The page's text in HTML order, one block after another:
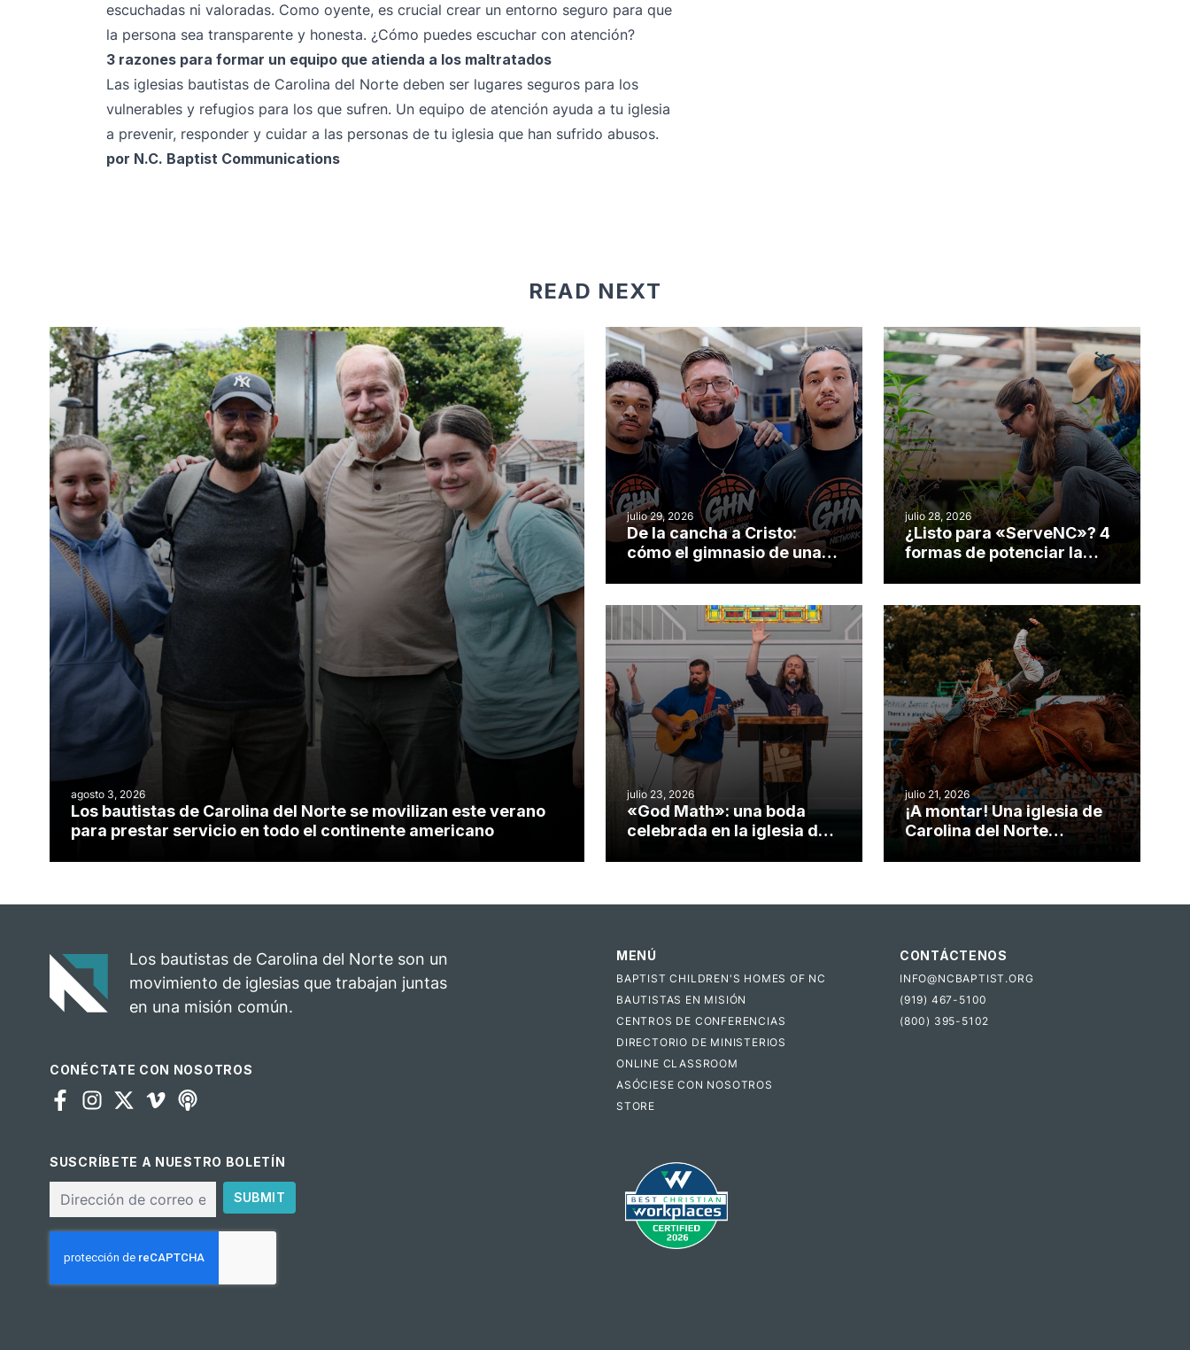
escuchadas ni valoradas. Como oyente, es crucial crear un entorno seguro para que
la persona sea transparente y honesta. ¿Cómo puedes escuchar con atención?
3 razones para formar un equipo que atienda a los maltratados
Las iglesias bautistas de Carolina del Norte deben ser lugares seguros para los
vulnerables y refugios para los que sufren. Un equipo de atención ayuda a tu iglesia
a prevenir, responder y cuidar a las personas de tu iglesia que han sufrido abusos.
por N.C. Baptist Communications
READ NEXT
agosto 3, 2026
Los bautistas de Carolina del Norte se movilizan este verano
para prestar servicio en todo el continente americano
julio 29, 2026
De la cancha a Cristo:
cómo el gimnasio de una
misionero te cuento
julio 28, 2026
¿Listo para «ServeNC»? 4
formas de potenciar la
julio 23, 2026
«God Math»: una boda
celebrada en la iglesia de
julio 21, 2026
¡A montar! Una iglesia de
Carolina del Norte
Los bautistas de Carolina del Norte son un
movimiento de iglesias que trabajan juntas
en una misión común.
CONÉCTATE CON NOSOTROS
SUSCRÍBETE A NUESTRO BOLETÍN
electrónico
SUBMIT
MENÚ
BAPTIST CHILDREN'S HOMES OF NC
BAUTISTAS EN MISIÓN
CENTROS DE CONFERENCIAS
DIRECTORIO DE MINISTERIOS
ONLINE CLASSROOM
ASÓCIESE CON NOSOTROS
STORE
CONTÁCTENOS
INFO@NCBAPTIST.ORG
(919) 467-5100
(800) 395-5102